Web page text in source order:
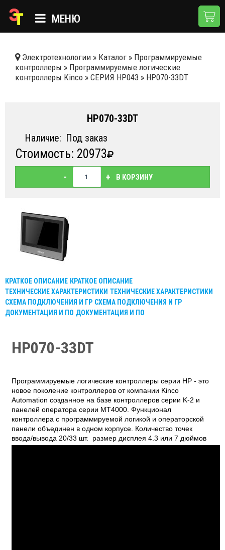
МЕНЮ
КАТАЛОГ
НОВОСТИ
ДОСТАВКА И ОПЛАТА
КОНТАКТЫ
Электротехнологии » Каталог » Программируемые
контроллеры » Программируемые логические
контроллеры Kinсo » СЕРИЯ HP043 » HP070-33DT
HP070-33DT
Наличие: Под заказ
Стоимость: 20973
- + В КОРЗИНУ
КРАТКОЕ ОПИСАНИЕ КРАТКОЕ ОПИСАНИЕ
ТЕХНИЧЕСКИЕ ХАРАКТЕРИСТИКИ ТЕХНИЧЕСКИЕ ХАРАКТЕРИСТИКИ
СХЕМА ПОДКЛЮЧЕНИЯ И ГР СХЕМА ПОДКЛЮЧЕНИЯ И ГР
ДОКУМЕНТАЦИЯ И ПО ДОКУМЕНТАЦИЯ И ПО
HP070-33DT
Программируемые логические контроллеры серии HP - это
новое поколение контроллеров от компании Kinco
Automation созданное на базе контроллеров серии K-2 и
панелей оператора серии MT4000. Функционал
контроллера с программируемой логикой и операторской
панели объединен в одном корпусе. Количество точек
ввода/вывода 20/33 шт. размер дисплея 4.3 или 7 дюймов